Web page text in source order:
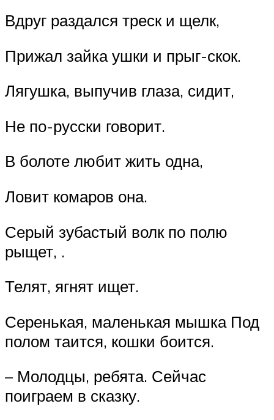
Вдруг раздался треск и щелк,
Прижал зайка ушки и прыг-скок.
Лягушка, выпучив глаза, сидит,
Не по-русски говорит.
В болоте любит жить одна,
Ловит комаров она.
Серый зубастый волк по полю
рыщет, .
Телят, ягнят ищет.
Серенькая, маленькая мышка Под
полом таится, кошки боится.
– Молодцы, ребята. Сейчас
поиграем в сказку.